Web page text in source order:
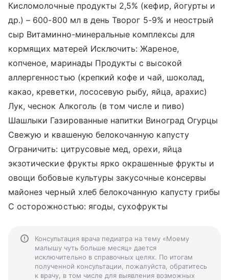
Кисломолочные продукты 2,5% (кефир, йогурты и
др.) – 600-800 мл в день Творог 5-9% и неострый
сыр Витаминно-минеральные комплексы для
кормящих матерей Исключить: Жареное,
копченое, маринады Продукты с высокой
аллергенностью (крепкий кофе и чай, шоколад,
какао, креветки, лососевую рыбу, яйца, арахис)
Лук, чеснок Алкоголь (в том числе и пиво)
Шашлыки Газированные напитки Виноград Огурцы
Свежую и квашеную белокочанную капусту
Ограничить: цитрусовые мед, орехи, яйца
экзотические фрукты ярко окрашенные фрукты и
овощи бобовые культуры закусочные консервы
майонез черный хлеб белокочанную капусту грибы
С осторожностью: ягоды, сухофрукты
Консультация врача педиатра на тему «Моему
малышу чуть больше месяц» дается
исключительно в справочных целях. По итогам
полученной консультации, пожалуйста, обратитесь
к врачу, в том числе для выявления возможных